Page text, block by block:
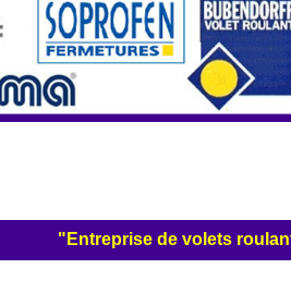
"Entreprise de volets